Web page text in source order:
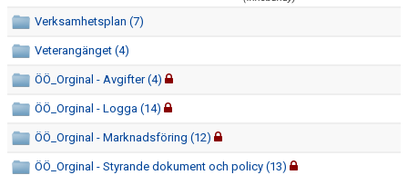
Verksamhetsplan (7)
Veterangänget (4)
ÖÖ_Orginal - Avgifter (4)
ÖÖ_Orginal - Logga (14)
ÖÖ_Orginal - Marknadsföring (12)
ÖÖ_Orginal - Styrande dokument och policy (13)